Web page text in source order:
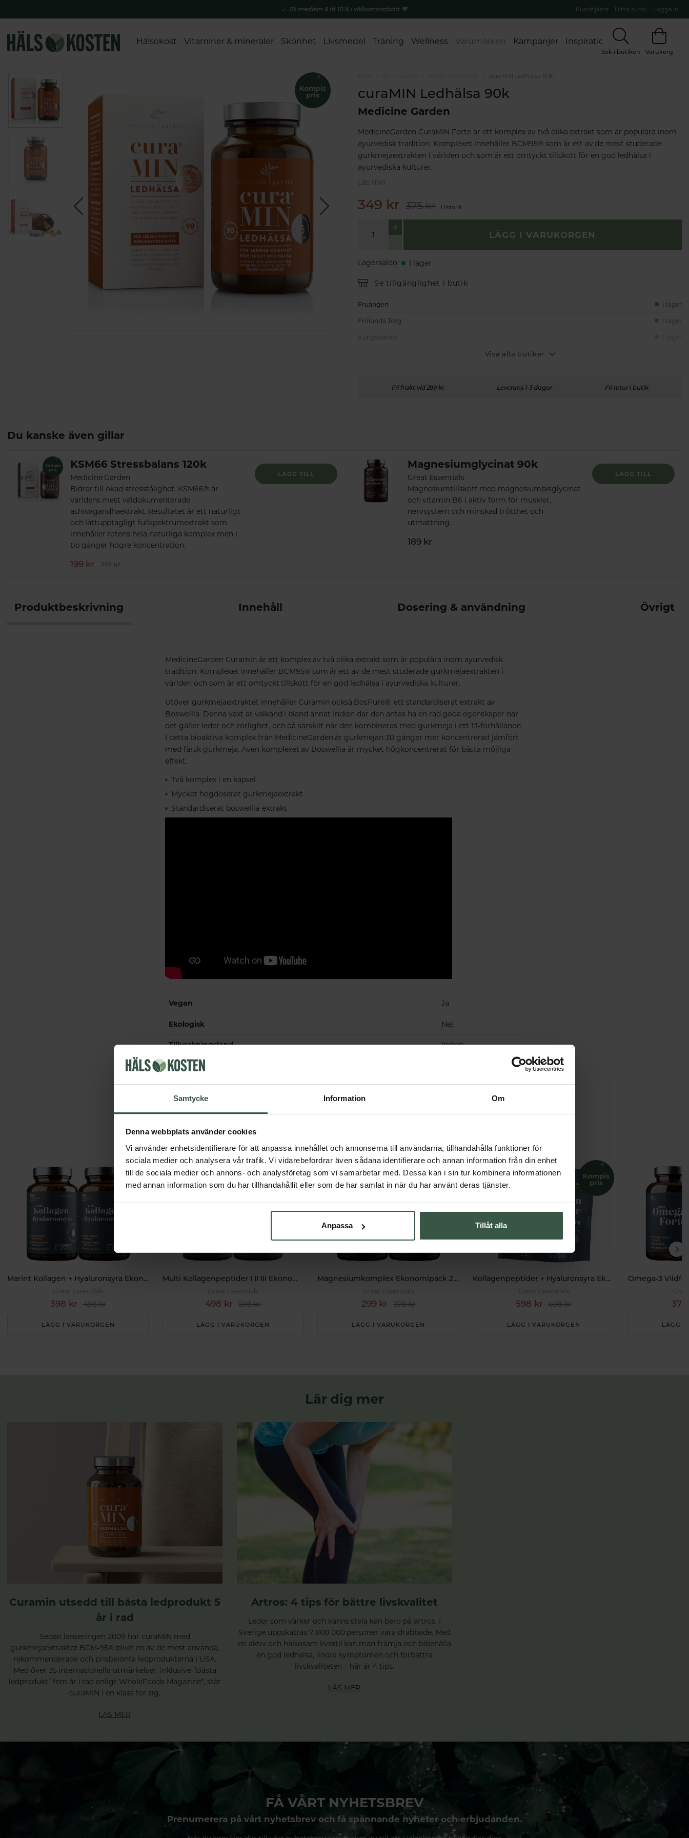
Samtycke Information Om
Denna webbplats använder cookies
Vi använder enhetsidentifierare för att anpassa innehållet och annonserna till användarna, tillhandahålla funktioner för
sociala medier och analysera vår trafik. Vi vidarebefordrar även sådana identifierare och annan information från din enhet
till de sociala medier och annons- och analysföretag som vi samarbetar med. Dessa kan i sin tur kombinera informationen
med annan information som du har tillhandahållit eller som de har samlat in när du har använt deras tjänster.
Anpassa Tillåt alla
Bli medlem & få 10 % i välkomstrabatt 💚 Kundtjänst Hitta butik Logga in
Hälsokost Vitaminer & mineraler Skönhet Livsmedel Träning Wellness Varumärken Kampanjer Inspiration
Sök i butiken Varukorg
curaMIN Ledhälsa 90k
curaMIN Ledhälsa 90k
Medicine Garden
MedicineGarden CuraMIN Forte är ett komplex av två olika extrakt som är populära inom
ayurvedisk tradition. Komplexet innehåller BCM95® som är ett av de mest studerade
gurkmejaextrakten i världen och som är ett omtyckt tillskott för en god ledhälsa i
ayurvediska kulturer.
Läs mer
349 kr 375 kr Historik
LÄGG I VARUKORGEN
Lagersaldo: I lager
Se tillgänglighet i butik
Fruängen I lager
Frölunda Torg I lager
Visa alla butiker
Fri frakt vid 299 kr Leverans 1-3 dagar Fri retur i butik
Du kanske även gillar
KSM66 Stressbalans 120k
Medicine Garden
Bidrar till ökad stresstålighet. KSM66® är
världens mest väldokumenterade
ashwagandhaextrakt. Resultatet är ett naturligt
och lättupptagligt fullspektrumextrakt som
innehåller rotens hela naturliga komplex men i
tio gånger högre koncentration.
199 kr 219 kr
LÄGG TILL
Magnesiumglycinat 90k
Great Essentials
Magnesiumtillskott med magnesiumbisglycinat
och vitamin B6 i aktiv form för muskler,
nervsystem och minskad trötthet och
utmattning.
189 kr
LÄGG TILL
Produktbeskrivning Innehåll Dosering & användning Övrigt
MedicineGarden Curamin är ett komplex av två olika extrakt som är populära inom ayurvedisk
tradition. Komplexet innehåller BCM95® som är ett av de mest studerade gurkmejaextrakten i
världen och som är ett omtyckt tillskott för en god ledhälsa i ayurvediska kulturer.
Utöver gurkmejaextraktet innehåller Curamin också BosPure®, ett standardiserat extrakt av
Boswellia. Denna växt är välkänd i bland annat Indien där den antas ha en rad goda egenskaper när
det gäller leder och rörlighet, och då särskilt när den kombineras med gurkmeja i ett 1:1-förhållande.
I detta bioaktiva komplex från MedicineGarden är gurkmejan 30 gånger mer koncentrerad jämfört
med färsk gurkmeja. Även komplexet av Boswellia är mycket högkoncentrerat för bästa möjliga
effekt.
Två komplex i en kapsel
Mycket högdoserat gurkmejaextrakt
Standardiserat boswellia-extrakt
Vegan Ja
Ekologisk Nej
Tillverkningsland Indien
Marint Kollagen + Hyaluronsyra Ekonomipack 2x120k
Great Essentials
398 kr 498 kr
LÄGG I VARUKORGEN
Multi Kollagenpeptider I II III Ekonomipack 2x120k
498 kr 598 kr
LÄGG I VARUKORGEN
Magnesiumkomplex Ekonomipack 2x90k
299 kr 378 kr
LÄGG I VARUKORGEN
Kollagenpeptider + Hyaluronsyra Ekonomipack 2x500g
Great Essentials
598 kr 698 kr
LÄGG I VARUKORGEN LÄGG I
Lär dig mer
Curamin utsedd till bästa ledprodukt 5
år i rad
Sedan lanseringen 2009 har curaMIN med
gurkmejaextraktet BCM-95® blivit en av de mest använda,
rekommenderade och prisbelönta ledprodukterna i USA.
Med över 35 internationella utmärkelser, inklusive ”Bästa
ledprodukt” fem år i rad enligt WholeFoods Magazine*, står
curaMIN i en klass för sig.
LÄS MER
Artros: 4 tips för bättre livskvalitet
Leder som värker och känns stela kan bero på artros. I
Sverige uppskattas 7-800 000 personer vara drabbade. Med
en aktiv och hälsosam livsstil kan man främja och bibehålla
en god ledhälsa, lindra symptomen och förbättra
livskvaliteten – här är 4 tips.
LÄS MER
FÅ VÅRT NYHETSBREV
Prenumerera på vårt nyhetsbrev och få spännande nyheter och erbjudanden.